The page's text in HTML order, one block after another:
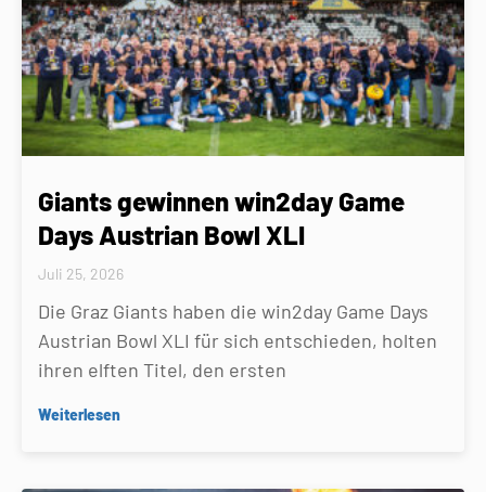
Giants gewinnen win2day Game
Days Austrian Bowl XLI
Juli 25, 2026
Die Graz Giants haben die win2day Game Days
Austrian Bowl XLI für sich entschieden, holten
ihren elften Titel, den ersten
Weiterlesen